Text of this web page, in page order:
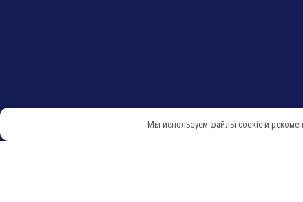
Мы используем файлы cookie и